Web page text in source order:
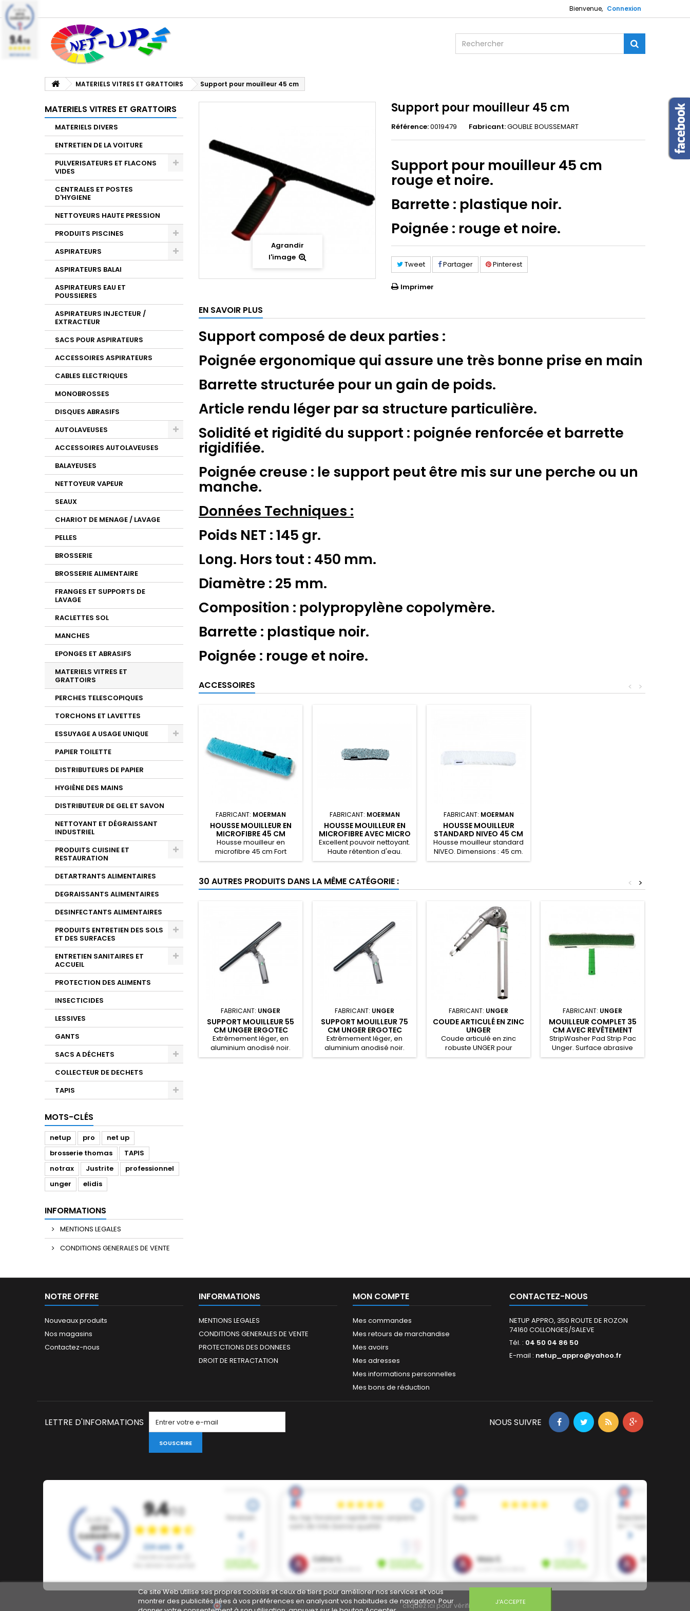
Bienvenue, Connexion
MATERIELS VITRES ET GRATTOIRS Support pour mouilleur 45 cm
MATERIELS VITRES ET GRATTOIRS
MATERIELS DIVERS
ENTRETIEN DE LA VOITURE
PULVERISATEURS ET FLACONS
VIDES
CENTRALES ET POSTES
D'HYGIENE
NETTOYEURS HAUTE PRESSION
PRODUITS PISCINES
ASPIRATEURS
ASPIRATEURS BALAI
ASPIRATEURS EAU ET
POUSSIERES
ASPIRATEURS INJECTEUR /
EXTRACTEUR
SACS POUR ASPIRATEURS
ACCESSOIRES ASPIRATEURS
CABLES ELECTRIQUES
MONOBROSSES
DISQUES ABRASIFS
AUTOLAVEUSES
ACCESSOIRES AUTOLAVEUSES
BALAYEUSES
NETTOYEUR VAPEUR
SEAUX
CHARIOT DE MENAGE / LAVAGE
PELLES
BROSSERIE
BROSSERIE ALIMENTAIRE
FRANGES ET SUPPORTS DE
LAVAGE
RACLETTES SOL
MANCHES
EPONGES ET ABRASIFS
MATERIELS VITRES ET
GRATTOIRS
PERCHES TELESCOPIQUES
TORCHONS ET LAVETTES
ESSUYAGE A USAGE UNIQUE
PAPIER TOILETTE
DISTRIBUTEURS DE PAPIER
HYGIÈNE DES MAINS
DISTRIBUTEUR DE GEL ET SAVON
NETTOYANT ET DÉGRAISSANT
INDUSTRIEL
PRODUITS CUISINE ET
RESTAURATION
DETARTRANTS ALIMENTAIRES
DEGRAISSANTS ALIMENTAIRES
DESINFECTANTS ALIMENTAIRES
PRODUITS ENTRETIEN DES SOLS
ET DES SURFACES
ENTRETIEN SANITAIRES ET
ACCUEIL
PROTECTION DES ALIMENTS
INSECTICIDES
LESSIVES
GANTS
SACS A DÉCHETS
COLLECTEUR DE DECHETS
TAPIS
MOTS-CLÉS
netup pro
net up
brosserie thomas
TAPIS
notrax
Justrite
professionnel
unger
elidis
INFORMATIONS
MENTIONS LEGALES
CONDITIONS GENERALES DE VENTE
Agrandir
l'image
Support pour mouilleur 45 cm
Référence:0019479 Fabricant:GOUBLE BOUSSEMART
Support pour mouilleur 45 cm
rouge et noire.
Barrette : plastique noir.
Poignée : rouge et noire.
Tweet Partager Pinterest
Imprimer
EN SAVOIR PLUS
Support composé de deux parties :
Poignée ergonomique qui assure une très bonne prise en main
Barrette structurée pour un gain de poids.
Article rendu léger par sa structure particulière.
Solidité et rigidité du support : poignée renforcée et barrette
rigidifiée.
Poignée creuse : le support peut être mis sur une perche ou un
manche.
Données Techniques :
Poids NET : 145 gr.
Long. Hors tout : 450 mm.
Diamètre : 25 mm.
Composition : polypropylène copolymère.
Barrette : plastique noir.
Poignée : rouge et noire.
ACCESSOIRES >
<
FABRICANT: MOERMAN
HOUSSE MOUILLEUR EN
MICROFIBRE 45 CM
Housse mouilleur en
microfibre 45 cm Fort
pouvoir mécanique
FABRICANT: MOERMAN
HOUSSE MOUILLEUR EN
MICROFIBRE AVEC MICRO
ABRASIF 45 CM
Excellent pouvoir nettoyant.
Haute rétention d'eau.
Qualité du Velcro
velcro accrue pour une
meilleure adhérence.
FABRICANT: MOERMAN
HOUSSE MOUILLEUR
STANDARD NIVEO 45 CM
Housse mouilleur standard
NIVEO. Dimensions : 45 cm.
30 AUTRES PRODUITS DANS LA MÊME CATÉGORIE : >
<
FABRICANT: UNGER
SUPPORT MOUILLEUR 55
CM UNGER ERGOTEC
NINJA
Extrêmement léger, en
aluminium anodisé noir.
FABRICANT: UNGER
SUPPORT MOUILLEUR 75
CM UNGER ERGOTEC
NINJA
Extrêmement léger, en
aluminium anodisé noir.
FABRICANT: UNGER
COUDE ARTICULÉ EN ZINC
UNGER
Coude articulé en zinc
robuste UNGER pour
perche.
FABRICANT: UNGER
MOUILLEUR COMPLET 35
CM AVEC REVÊTEMENT
SPÉCIAL UNGER
StripWasher Pad Strip Pac
Unger. Surface abrasive
pad + matériau standard.
NOTRE OFFRE
Nouveaux produits
Nos magasins
Contactez-nous
INFORMATIONS
MENTIONS LEGALES
CONDITIONS GENERALES DE VENTE
PROTECTIONS DES DONNEES
DROIT DE RETRACTATION
MON COMPTE
Mes commandes
Mes retours de marchandise
Mes avoirs
Mes adresses
Mes informations personnelles
Mes bons de réduction
CONTACTEZ-NOUS
NETUP APPRO, 350 ROUTE DE ROZON
74160 COLLONGES/SALEVE
Tél. : 04 50 04 86 50
E-mail : netup_appro@yahoo.fr
LETTRE D'INFORMATIONS
SOUSCRIRE
NOUS SUIVRE
Ce site Web utilise ses propres cookies et ceux de tiers pour améliorer nos services et vous
montrer des publicités liées à vos préférences en analysant vos habitudes de navigation. Pour
J'ACCEPTE
Marchand approuvé par la Société des Avis Garantis,cliquez ici pour vérifier
9.4/10